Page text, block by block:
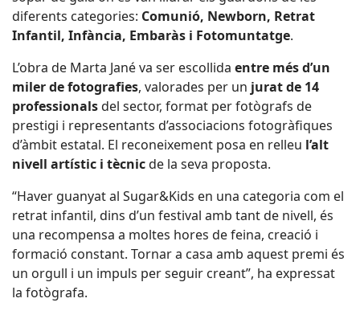
diferents categories: Comunió, Newborn, Retrat
Infantil, Infància, Embaràs i Fotomuntatge.
L’obra de Marta Jané va ser escollida entre més d’un
miler de fotografies, valorades per un jurat de 14
professionalsdel sector, format per fotògrafs de
prestigi i representants d’associacions fotogràfiques
d’àmbit estatal. El reconeixement posa en relleu l’alt
nivell artístic i tècnicde la seva proposta.
“Haver guanyat al Sugar&Kids en una categoria com el
retrat infantil, dins d’un festival amb tant de nivell, és
una recompensa a moltes hores de feina, creació i
formació constant. Tornar a casa amb aquest premi és
un orgull i un impuls per seguir creant”, ha expressat
la fotògrafa.